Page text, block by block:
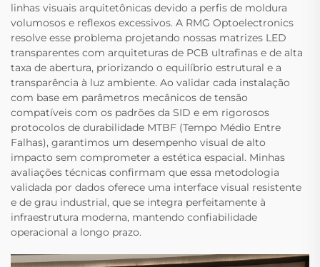
linhas visuais arquitetônicas devido a perfis de moldura
volumosos e reflexos excessivos. A RMG Optoelectronics
resolve esse problema projetando nossas matrizes LED
transparentes com arquiteturas de PCB ultrafinas e de alta
taxa de abertura, priorizando o equilíbrio estrutural e a
transparência à luz ambiente. Ao validar cada instalação
com base em parâmetros mecânicos de tensão
compatíveis com os padrões da SID e em rigorosos
protocolos de durabilidade MTBF (Tempo Médio Entre
Falhas), garantimos um desempenho visual de alto
impacto sem comprometer a estética espacial. Minhas
avaliações técnicas confirmam que essa metodologia
validada por dados oferece uma interface visual resistente
e de grau industrial, que se integra perfeitamente à
infraestrutura moderna, mantendo confiabilidade
operacional a longo prazo.